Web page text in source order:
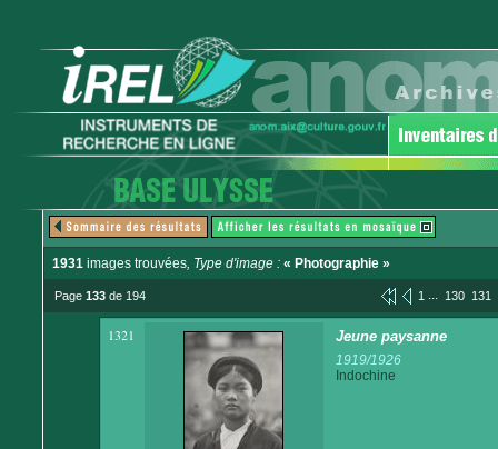
1931 images trouvées, Type d'image : « Photographie »
Page 133 de 194 1 ... 130 131
1321 Jeune paysanne
1919/1926
Indochine